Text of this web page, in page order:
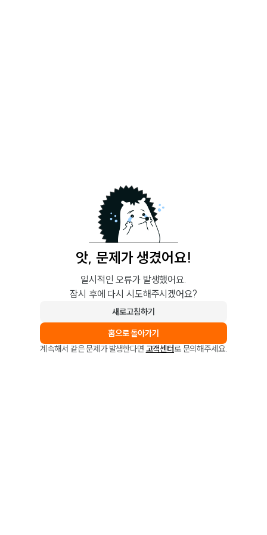
앗, 문제가 생겼어요!
일시적인 오류가 발생했어요.
잠시 후에 다시 시도해주시겠어요?
새로고침하기
홈으로 돌아가기
계속해서 같은 문제가 발생한다면 고객센터로 문의해주세요.